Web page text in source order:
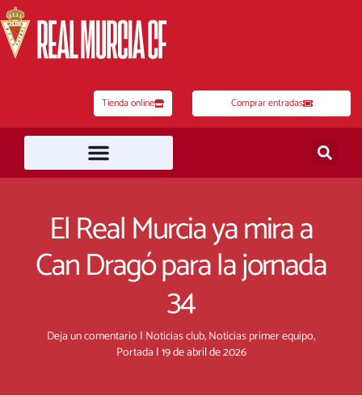
al
contenido
Tienda online Comprar entradas
El Real Murcia ya mira a
Can Dragó para la jornada
34
Deja un comentario | Noticias club,Noticias primer equipo,
Portada |19 de abril de 2026